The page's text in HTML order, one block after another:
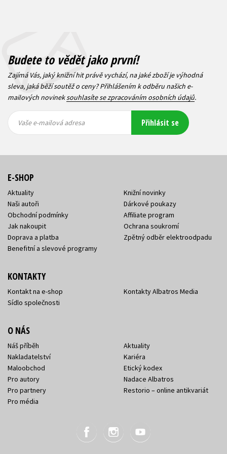
Budete to vědět jako první!
Zajímá Vás, jaký knižní hit právě vychází, na jaké zboží je výhodná
sleva, jaká běží soutěž o ceny? Přihlášením k odběru našich e-
mailových novineksouhlasíte se zpracováním osobních údajů.
mailová
mailová
Vaše e-mailová adresa Přihlásit se
E-SHOP
Aktuality
Naši autoři
Obchodní podmínky
Jak nakoupit
Doprava a platba
Benefitní a slevové programy
Knižní novinky
Dárkové poukazy
Affiliate program
Ochrana soukromí
Zpětný odběr elektroodpadu
KONTAKTY
Kontakt na e-shop
Sídlo společnosti
Kontakty Albatros Media
O NÁS
Náš příběh
Nakladatelství
Maloobchod
Pro autory
Pro partnery
Pro média
Aktuality
Kariéra
Etický kodex
Nadace Albatros
Restorio – online antikvariát